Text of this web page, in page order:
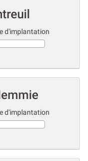
d'implantation
d'implantation